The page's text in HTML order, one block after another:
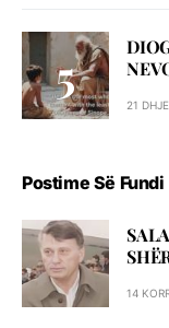
21
Postime Së Fundi
14